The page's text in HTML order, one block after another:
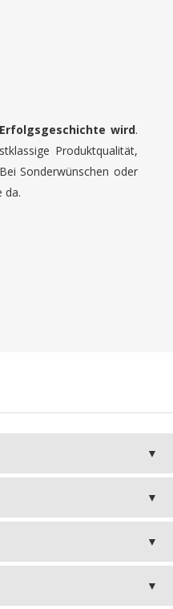
wird.
Produktqualität,
Sonderwünschen oder
da.